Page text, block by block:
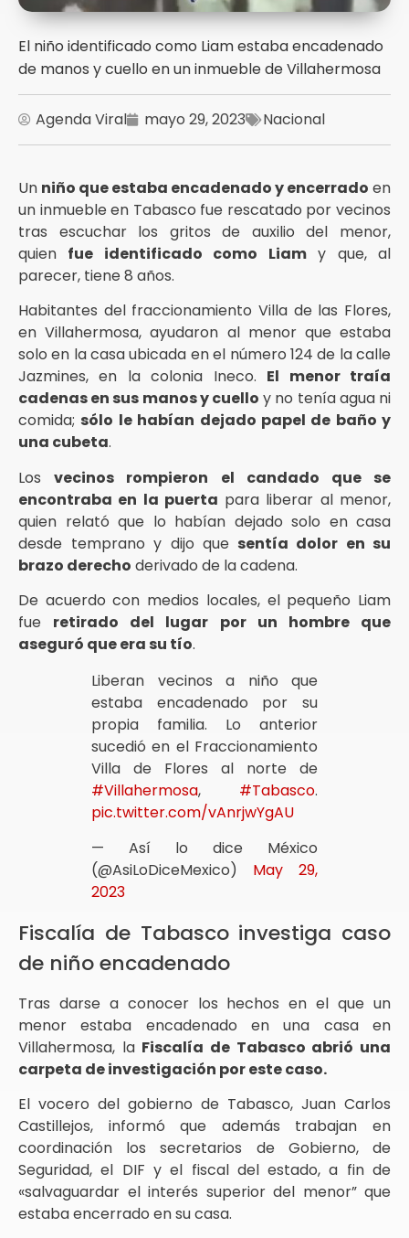
El niño identificado como Liam estaba encadenado
de manos y cuello en un inmueble de Villahermosa
Agenda Viral mayo 29, 2023 Nacional
Un niño que estaba encadenado y encerrado en
un inmueble en Tabasco fue rescatado por vecinos
tras escuchar los gritos de auxilio del menor,
quien fue identificado como Liamy que, al
parecer, tiene 8 años.
Habitantes del fraccionamiento Villa de las Flores,
en Villahermosa, ayudaron al menor que estaba
solo en la casa ubicada en el número 124 de la calle
Jazmines, en la colonia Ineco. El menor traía
cadenas en sus manos y cuello y no tenía agua ni
comida; sólo le habían dejado papel de baño y
una cubeta.
Losvecinos rompieron el candado que se
encontraba en la puerta para liberar al menor,
quien relató que lo habían dejado solo en casa
desde temprano y dijo que sentía dolor en su
brazo derecho derivado de la cadena.
De acuerdo con medios locales, el pequeño Liam
fue retirado del lugar por un hombre que
aseguró que era su tío.
Liberan vecinos a niño que
estaba encadenado por su
propia familia. Lo anterior
sucedió en el Fraccionamiento
Villa de Flores al norte de
#Villahermosa, #Tabasco.
pic.twitter.com/vAnrjwYgAU
— Así lo dice México
(@AsiLoDiceMexico) May 29,
2023
Fiscalía de Tabasco investiga caso
de niño encadenado
Tras darse a conocer los hechos en el que un
menor estaba encadenado en una casa en
Villahermosa, la Fiscalía de Tabasco abrió una
carpeta de investigación por este caso.
El vocero del gobierno de Tabasco, Juan Carlos
Castillejos, informó que además trabajan en
coordinación los secretarios de Gobierno, de
Seguridad, el DIF y el fiscal del estado, a fin de
«salvaguardar el interés superior del menor” que
estaba encerrado en su casa.